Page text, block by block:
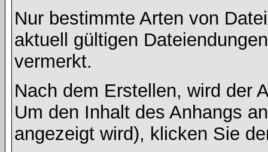
Nur bestimmte Arten von
aktuell gültigen
vermerkt.
Nach dem Erstellen, wird der
Um den Inhalt des Anhangs
angezeigt wird), klicken Sie